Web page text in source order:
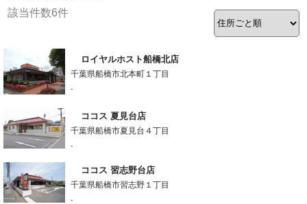
該当件数6件
ロイヤルホスト船橋北店
千葉県船橋市北本町１丁目
-
ココス 夏見台店
千葉県船橋市夏見台４丁目
-
ココス 習志野台店
千葉県船橋市習志野１丁目
-